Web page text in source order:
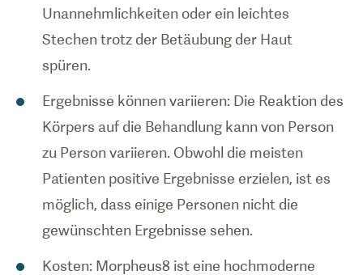
Unannehmlichkeiten oder ein leichtes
Stechen trotz der Betäubung der Haut
spüren.
Ergebnisse können variieren: Die Reaktion des
Körpers auf die Behandlung kann von Person
zu Person variieren. Obwohl die meisten
Patienten positive Ergebnisse erzielen, ist es
möglich, dass einige Personen nicht die
gewünschten Ergebnisse sehen.
Kosten: Morpheus8 ist eine hochmoderne